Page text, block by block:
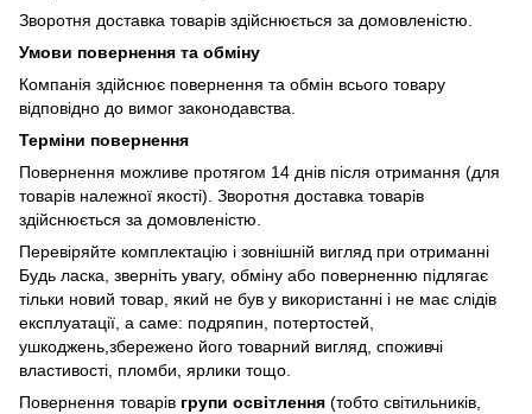
Зворотня доставка товарів здійснюється за домовленістю.
Умови повернення та обміну
Компанія здійснює повернення та обмін всього товару
відповідно до вимог законодавства.
Терміни повернення
Повернення можливе протягом 14 днів після отримання (для
товарів належної якості). Зворотня доставка товарів
здійснюється за домовленістю.
Перевіряйте комплектацію і зовнішній вигляд при отриманні
Будь ласка, зверніть увагу, обміну або поверненню підлягає
тільки новий товар, який не був у використанні і не має слідів
експлуатації, а саме: подряпин, потертостей,
ушкоджень,збережено його товарний вигляд, споживчі
властивості, пломби, ярлики тощо.
Повернення товарів групи освітлення (тобто світильників,